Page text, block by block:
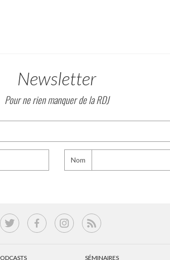
Newsletter
Pour ne rien manquer de la RDJ
Nom
SÉMINAIRES